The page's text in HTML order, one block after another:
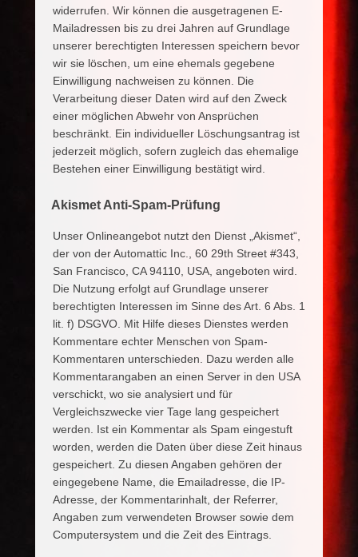
widerrufen. Wir können die ausgetragenen E-
Mailadressen bis zu drei Jahren auf Grundlage
unserer berechtigten Interessen speichern bevor
wir sie löschen, um eine ehemals gegebene
Einwilligung nachweisen zu können. Die
Verarbeitung dieser Daten wird auf den Zweck
einer möglichen Abwehr von Ansprüchen
beschränkt. Ein individueller Löschungsantrag ist
jederzeit möglich, sofern zugleich das ehemalige
Bestehen einer Einwilligung bestätigt wird.
Akismet Anti-Spam-Prüfung
Unser Onlineangebot nutzt den Dienst „Akismet“,
der von der Automattic Inc., 60 29th Street #343,
San Francisco, CA 94110, USA, angeboten wird.
Die Nutzung erfolgt auf Grundlage unserer
berechtigten Interessen im Sinne des Art. 6 Abs. 1
lit. f) DSGVO. Mit Hilfe dieses Dienstes werden
Kommentare echter Menschen von Spam-
Kommentaren unterschieden. Dazu werden alle
Kommentarangaben an einen Server in den USA
verschickt, wo sie analysiert und für
Vergleichszwecke vier Tage lang gespeichert
werden. Ist ein Kommentar als Spam eingestuft
worden, werden die Daten über diese Zeit hinaus
gespeichert. Zu diesen Angaben gehören der
eingegebene Name, die Emailadresse, die IP-
Adresse, der Kommentarinhalt, der Referrer,
Angaben zum verwendeten Browser sowie dem
Computersystem und die Zeit des Eintrags.